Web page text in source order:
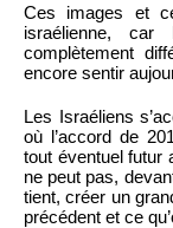
Ces images et
israélienne,
complètement
encore sentir
Les Israéliens
où l’accord de
tout éventuel futur
ne peut pas,
tient, créer un
précédent et ce